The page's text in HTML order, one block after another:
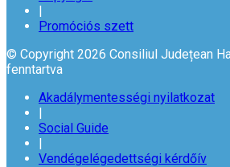
|
Promóciós szett
© Copyright 2026 Consiliul Județean
fenntartva
Akadálymentességi nyilatkozat
|
Social Guide
|
Vendégelégedettségi kérdőív